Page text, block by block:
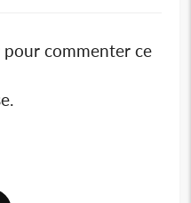
commenter ce